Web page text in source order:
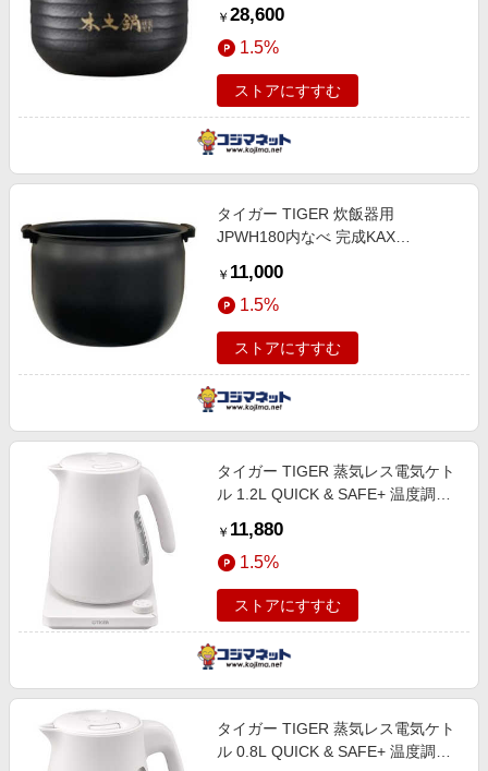
￥ 28,600
1.5%
ストアにすすむ
タイガー TIGER 炊飯器用
JPWH180内なべ 完成KAX
￥ 11,000
1.5%
ストアにすすむ
タイガー TIGER 蒸気レス電気ケト
ル 1.2L QUICK & SAFE+ 温度調節
PTV-A120WG
￥ 11,880
1.5%
ストアにすすむ
タイガー TIGER 蒸気レス電気ケト
ル 0.8L QUICK & SAFE+ 温度調節